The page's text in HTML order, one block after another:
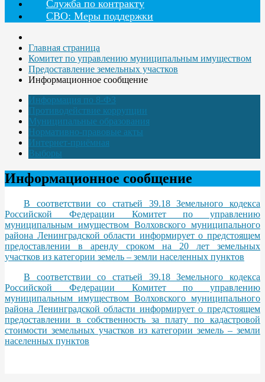
Служба по контракту
СВО: Меры поддержки
Главная страница
Комитет по управлению муниципальным имуществом
Предоставление земельных участков
Информационное сообщение
Информация по 8-ФЗ
Противодействие коррупции
Муниципальные образования
Нормативно-правовые акты
Интернет-приёмная
Выборы
Информационное сообщение
В соответствии со статьей 39.18 Земельного кодекса
Российской Федерации Комитет по управлению
муниципальным имуществом Волховского муниципального
района Ленинградской области информирует о предстоящем
предоставлении в аренду сроком на 20 лет земельных
участков из категории земель – земли населенных пунктов
В соответствии со статьей 39.18 Земельного кодекса
Российской Федерации Комитет по управлению
муниципальным имуществом Волховского муниципального
района Ленинградской области информирует о предстоящем
предоставлении в собственность за плату по кадастровой
стоимости земельных участков из категории земель – земли
населенных пунктов